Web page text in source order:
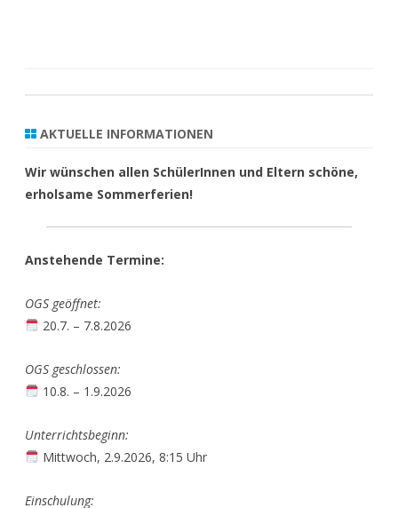
AKTUELLE INFORMATIONEN
Wir wünschen allen SchülerInnen und Eltern schöne,
erholsame Sommerferien!
Anstehende Termine:
OGS geöffnet:
20.7. – 7.8.2026
OGS geschlossen:
10.8. – 1.9.2026
Unterrichtsbeginn:
Mittwoch, 2.9.2026, 8:15 Uhr
Einschulung: